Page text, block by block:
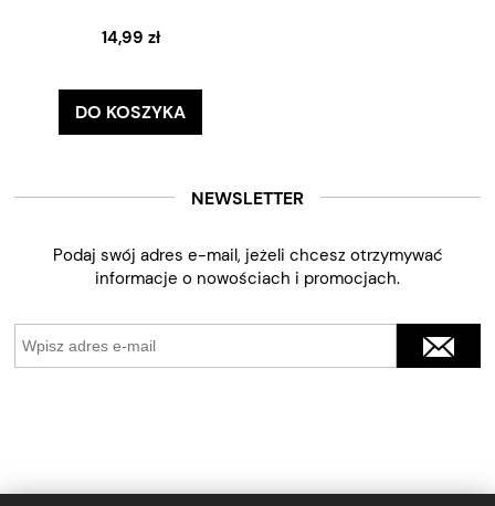
14,99 zł
DO KOSZYKA
NEWSLETTER
Podaj swój adres e-mail, jeżeli chcesz otrzymywać
informacje o nowościach i promocjach.